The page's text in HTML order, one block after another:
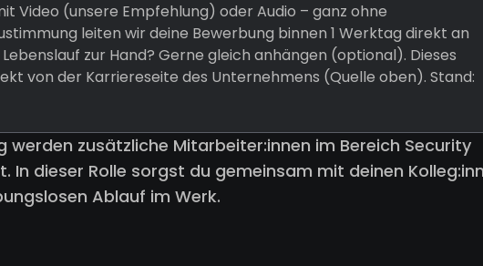
Video (unsere Empfehlung) oder Audio – ganz ohne
leiten wir deine Bewerbung binnen 1 Werktag direkt an
zur Hand? Gerne gleich anhängen (optional). Dieses
von der Karriereseite des Unternehmens (Quelle oben). Stand:
werden zusätzliche Mitarbeiter:innen im Bereich Security
In dieser Rolle sorgst du gemeinsam mit deinen
Ablauf im Werk.